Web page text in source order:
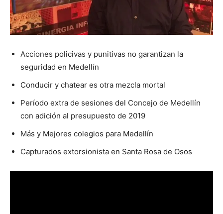
Acciones policivas y punitivas no garantizan la
seguridad en Medellín
Conducir y chatear es otra mezcla mortal
Período extra de sesiones del Concejo de Medellín
con adición al presupuesto de 2019
Más y Mejores colegios para Medellín
Capturados extorsionista en Santa Rosa de Osos